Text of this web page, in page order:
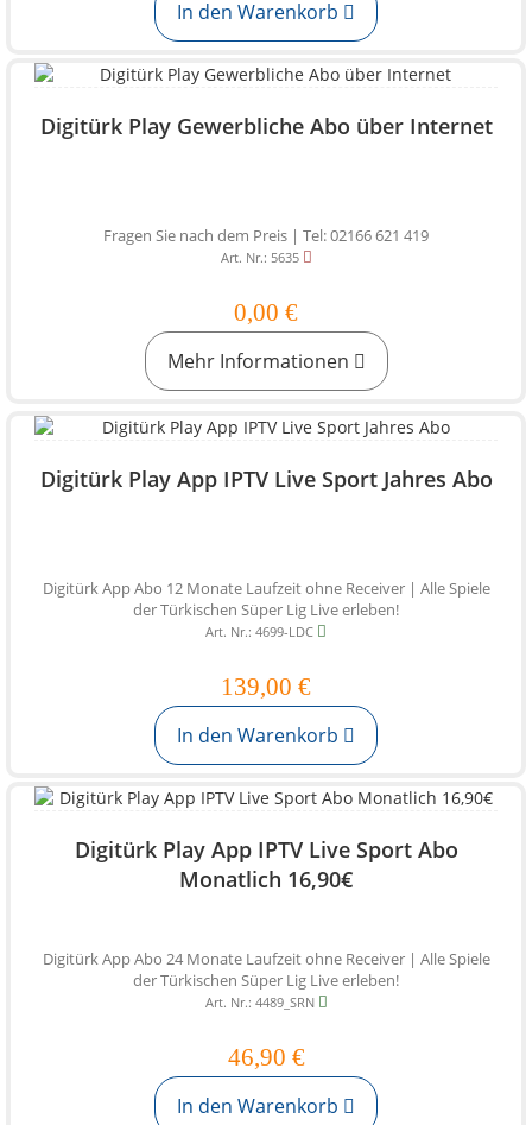
In den Warenkorb
Digitürk Play Gewerbliche Abo über Internet
Fragen Sie nach dem Preis | Tel: 02166 621 419
Art. Nr.: 5635
0,00 €
Mehr Informationen
Digitürk Play App IPTV Live Sport Jahres Abo
Digitürk App Abo 12 Monate Laufzeit ohne Receiver | Alle Spiele
der Türkischen Süper Lig Live erleben!
Art. Nr.: 4699-LDC
139,00 €
In den Warenkorb
Digitürk Play App IPTV Live Sport Abo
Monatlich 16,90€
Digitürk App Abo 24 Monate Laufzeit ohne Receiver | Alle Spiele
der Türkischen Süper Lig Live erleben!
Art. Nr.: 4489_SRN
46,90 €
In den Warenkorb